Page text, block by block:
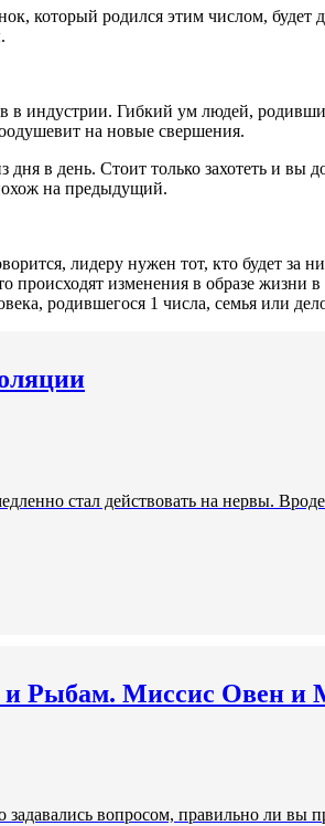
который родился этим числом,
индустрии. Гибкий ум людей,
на новые свершения.
дня в день. Стоит только захотеть и
на предыдущий.
лидеру нужен тот, кто будет за
происходят изменения в образе
родившегося 1 числа, семья или
стал действовать на нервы.
и Рыбам. Миссис Овен
вопросом, правильно ли вы